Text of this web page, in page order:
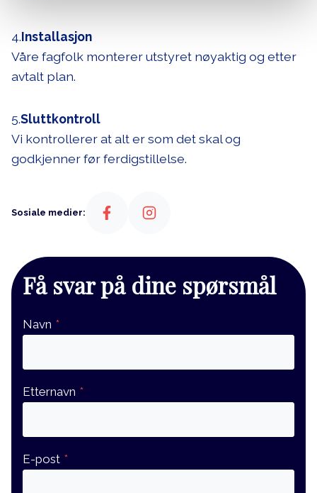
4.Installasjon
Våre fagfolk monterer utstyret nøyaktig og etter
avtalt plan.
5.Sluttkontroll
Vi kontrollerer at alt er som det skal og
godkjenner før ferdigstillelse.
Sosiale medier:
Få svar på dine spørsmål
Navn *
Etternavn *
E-post *